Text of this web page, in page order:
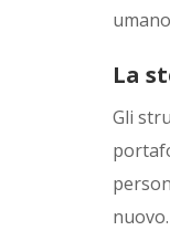
La
Gli
nuovo.